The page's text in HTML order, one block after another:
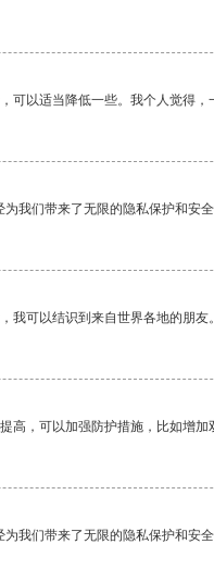
可以适当降低一些。我个人觉得
我们带来了无限的隐私保护和安全
我可以结识到来自世界各地的朋友。
高，可以加强防护措施，比如增加
我们带来了无限的隐私保护和安全